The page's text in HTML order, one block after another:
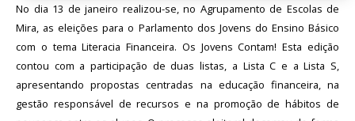
No dia 13 de janeiro realizou-se, no Agrupamento de Escolas de
Mira, as eleições para o Parlamento dos Jovens do Ensino Básico
com o tema Literacia Financeira. Os Jovens Contam! Esta edição
contou com a participação de duas listas, a Lista C e a Lista S,
apresentando propostas centradas na educação financeira, na
gestão responsável de recursos e na promoção de hábitos de